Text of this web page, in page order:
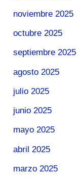
noviembre 2025
octubre 2025
septiembre 2025
agosto 2025
julio 2025
junio 2025
mayo 2025
abril 2025
marzo 2025